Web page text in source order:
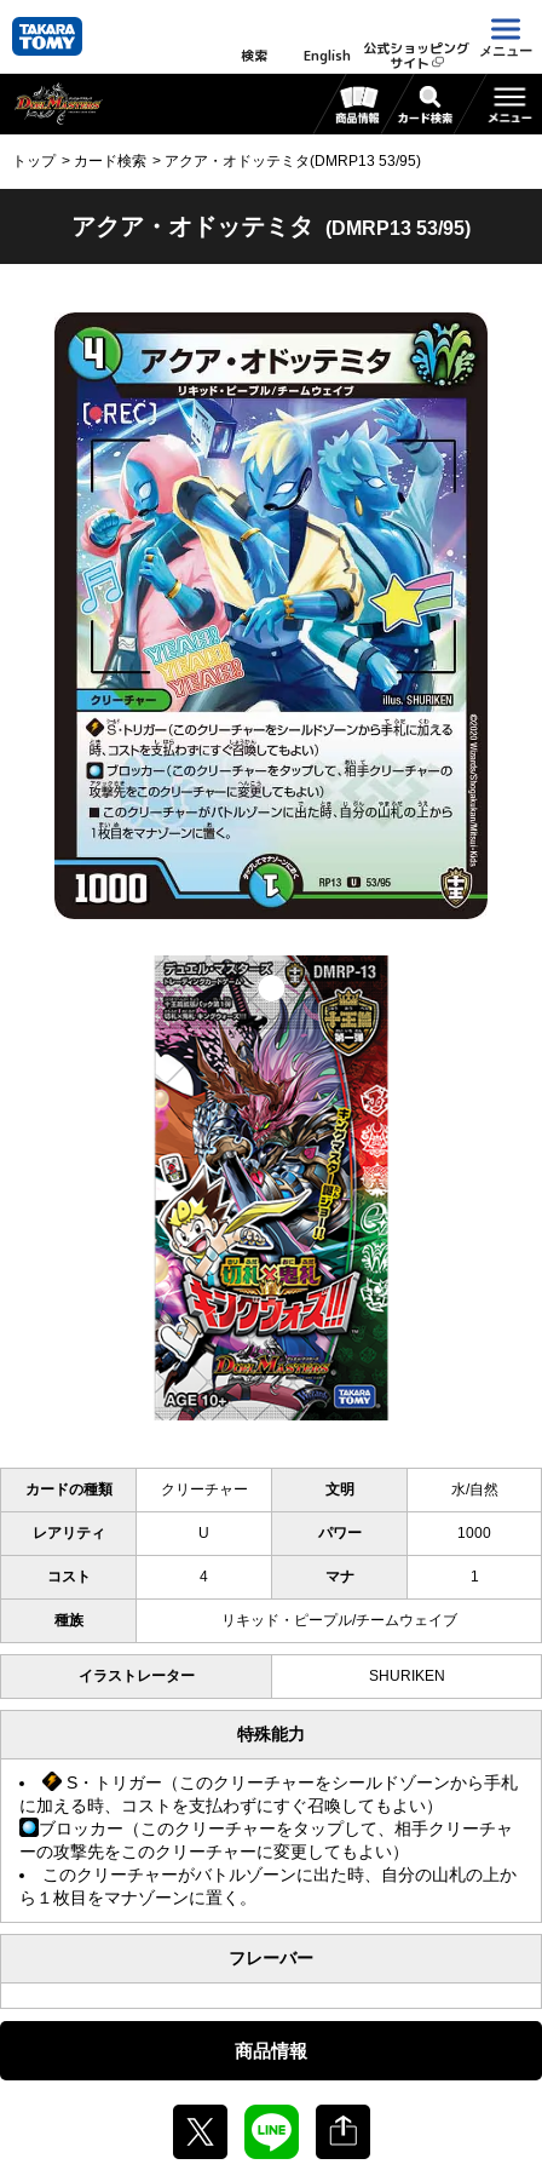
検索 English 公式ショッピング
サイト
メニュー
トップ カード検索 アクア・オドッテミタ(DMRP13 53/95)
アクア・オドッテミタ (DMRP13 53/95)
カードの種類 クリーチャー 文明 水/自然
レアリティ U パワー 1000
コスト 4 マナ 1
種族 リキッド・ピープル/チームウェイブ
イラストレーター SHURIKEN
特殊能力
S・トリガー（このクリーチャーをシールドゾーンから手札
に加える時、コストを支払わずにすぐ召喚してもよい）
ブロッカー（このクリーチャーをタップして、相手クリーチャ
ーの攻撃先をこのクリーチャーに変更してもよい）
このクリーチャーがバトルゾーンに出た時、自分の山札の上か
ら１枚目をマナゾーンに置く。
フレーバー
商品情報